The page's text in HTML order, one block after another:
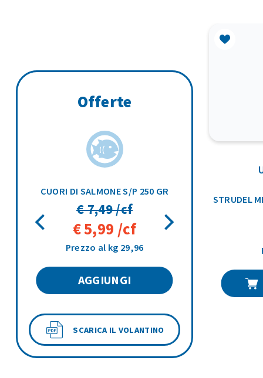
Offerte
CUORI DI SALMONE S/P 250 GR
€ 7,49 /cf
€ 5,99 /cf
Prezzo al kg 29,96
AGGIUNGI
SCARICA IL VOLANTINO
STRUDEL